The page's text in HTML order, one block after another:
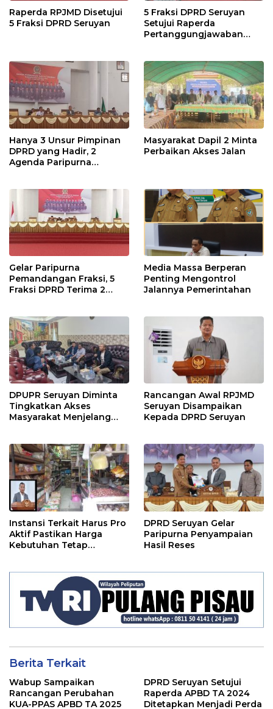
Raperda RPJMD Disetujui
5 Fraksi DPRD Seruyan
5 Fraksi DPRD Seruyan
Setujui Raperda
Pertanggungjawaban
Hanya 3 Unsur Pimpinan
DPRD yang Hadir, 2
Agenda Paripurna
Masyarakat Dapil 2 Minta
Perbaikan Akses Jalan
Gelar Paripurna
Pemandangan Fraksi, 5
Fraksi DPRD Terima 2
Media Massa Berperan
Penting Mengontrol
Jalannya Pemerintahan
DPUPR Seruyan Diminta
Tingkatkan Akses
Masyarakat Menjelang
Rancangan Awal RPJMD
Seruyan Disampaikan
Kepada DPRD Seruyan
Instansi Terkait Harus Pro
Aktif Pastikan Harga
Kebutuhan Tetap
DPRD Seruyan Gelar
Paripurna Penyampaian
Hasil Reses
Berita Terkait
Wabup Sampaikan
Rancangan Perubahan
KUA-PPAS APBD TA 2025
DPRD Seruyan Setujui
Raperda APBD TA 2024
Ditetapkan Menjadi Perda